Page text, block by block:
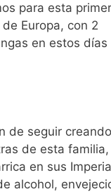
para esta
Europa, con 2
en estos días
de seguir creando
de esta familia,
en sus
alcohol,